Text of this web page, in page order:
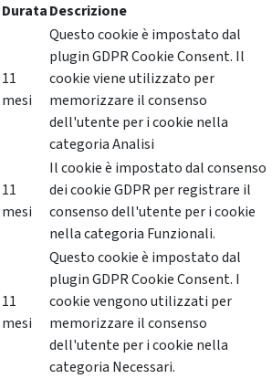
DurataDescrizione
11
mesi
Questo cookie è impostato dal
plugin GDPR Cookie Consent. Il
cookie viene utilizzato per
memorizzare il consenso
dell'utente per i cookie nella
categoria Analisi
11
mesi
Il cookie è impostato dal consenso
dei cookie GDPR per registrare il
consenso dell'utente per i cookie
nella categoria Funzionali.
11
mesi
Questo cookie è impostato dal
plugin GDPR Cookie Consent. I
cookie vengono utilizzati per
memorizzare il consenso
dell'utente per i cookie nella
categoria Necessari.